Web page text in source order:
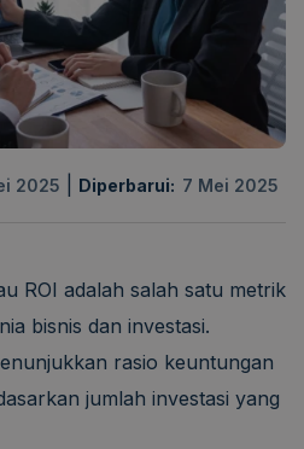
2025 Diperbarui: 7 Mei 2025
ROI adalah salah satu metrik
bisnis dan investasi.
rasio keuntungan
jumlah investasi yang